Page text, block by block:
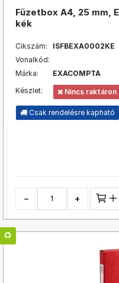
Füzetbox A4, 25 mm,
kék
Cikszám:
ISFBEXA0002KE
Vonalkód:
Márka:
EXACOMPTA
Készlet:
Nincs raktáron
Csak rendelésre kapható
− +